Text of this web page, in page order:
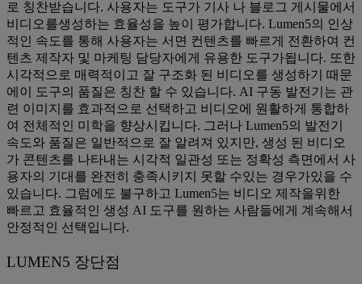
로 칭찬받습니다. 사용자는 도구가 기사 나 블로그 게시물에서
비디오를생성하는 효율성을 높이 평가합니다. Lumen5의 인상
적인 속도를 통해 사용자는 서면 컨텐츠를 빠르게 전환하여 컨
텐츠 제작자 및 마케팅 담당자에게 유용한 도구가됩니다. 또한
시각적으로 매력적이고 잘 구조화 된 비디오를 생성하기 때문
에이 도구의 품질은 칭찬 할 수 있습니다. AI 구동 발전기는 관
련 이미지를 효과적으로 선택하고 비디오에 원활하게 통합하
여 전체적인 미학을 향상시킵니다. 그러나 Lumen5의 발전기
속도와 품질은 일반적으로 잘 알려져 있지만, 생성 된 비디오
가 콘텐츠를 나타내는 시각적 일관성 또는 정확성 측면에서 사
용자의 기대를 완전히 충족시키지 못할 수있는 경우가있을 수
있습니다. 그럼에도 불구하고 Lumen5는 비디오 제작을위한
빠르고 효율적인 생성 AI 도구를 원하는 사람들에게 계속해서
안정적인 선택입니다.
LUMEN5 장단점